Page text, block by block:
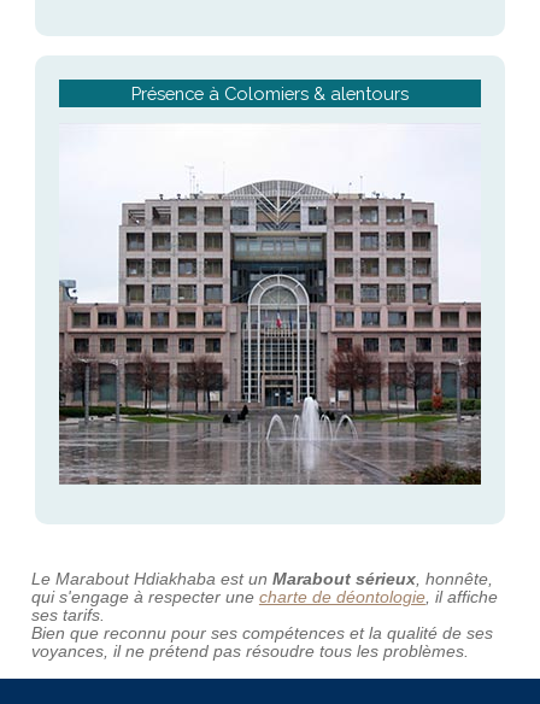
Présence à Colomiers & alentours
Le Marabout Hdiakhaba est un Marabout sérieux, honnête,
qui s'engage à respecter une charte de déontologie, il affiche
ses tarifs.
Bien que reconnu pour ses compétences et la qualité de ses
voyances, il ne prétend pas résoudre tous les problèmes.